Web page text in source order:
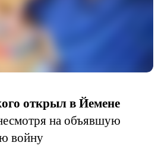
открыл в Йемене
на объявшую
войну